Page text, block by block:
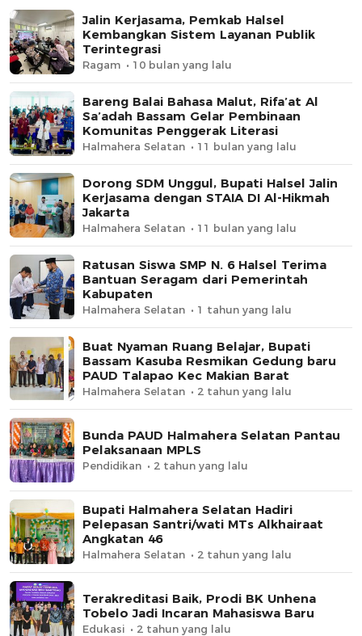
Jalin Kerjasama, Pemkab Halsel
Kembangkan Sistem Layanan Publik
Terintegrasi
Ragam 10 bulan yang lalu
Bareng Balai Bahasa Malut, Rifa’at Al
Sa’adah Bassam Gelar Pembinaan
Komunitas Penggerak Literasi
Halmahera Selatan 11 bulan yang lalu
Dorong SDM Unggul, Bupati Halsel Jalin
Kerjasama dengan STAIA DI Al-Hikmah
Jakarta
Halmahera Selatan 11 bulan yang lalu
Ratusan Siswa SMP N. 6 Halsel Terima
Bantuan Seragam dari Pemerintah
Kabupaten
Halmahera Selatan 1 tahun yang lalu
Buat Nyaman Ruang Belajar, Bupati
Bassam Kasuba Resmikan Gedung baru
PAUD Talapao Kec Makian Barat
Halmahera Selatan 2 tahun yang lalu
Bunda PAUD Halmahera Selatan Pantau
Pelaksanaan MPLS
Pendidikan 2 tahun yang lalu
Bupati Halmahera Selatan Hadiri
Pelepasan Santri/wati MTs Alkhairaat
Angkatan 46
Halmahera Selatan 2 tahun yang lalu
Terakreditasi Baik, Prodi BK Unhena
Tobelo Jadi Incaran Mahasiswa Baru
Edukasi 2 tahun yang lalu